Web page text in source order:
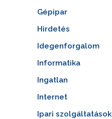
Gépipar
Hirdetés
Idegenforgalom
Informatika
Ingatlan
Internet
Ipari szolgáltatások